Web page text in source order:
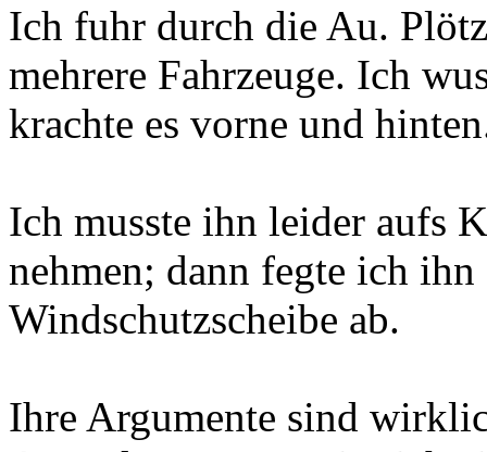
Ich fuhr durch die Au.
mehrere Fahrzeuge. Ich
krachte es vorne und
Ich musste ihn leider aufs
nehmen; dann fegte ich
Windschutzscheibe ab.
Ihre Argumente sind